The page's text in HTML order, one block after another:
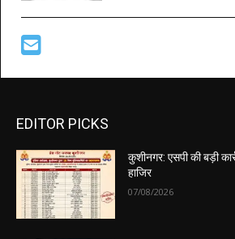
EDITOR PICKS
कुशीनगर: एसपी की बड़ी
हाजिर
07/08/2026